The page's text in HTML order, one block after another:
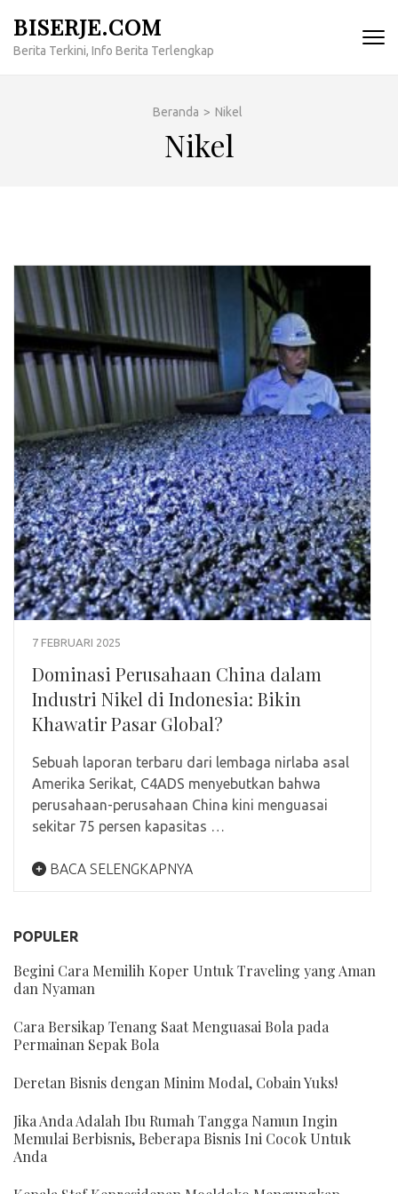
konten
BISERJE.COM
Berita Terkini, Info Berita Terlengkap
Beranda > Nikel
Nikel
7 FEBRUARI 2025
Dominasi Perusahaan China dalam
Industri Nikel di Indonesia: Bikin
Khawatir Pasar Global?
Sebuah laporan terbaru dari lembaga nirlaba asal
Amerika Serikat, C4ADS menyebutkan bahwa
perusahaan-perusahaan China kini menguasai
sekitar 75 persen kapasitas …
BACA SELENGKAPNYA
POPULER
Begini Cara Memilih Koper Untuk Traveling yang Aman
dan Nyaman
Cara Bersikap Tenang Saat Menguasai Bola pada
Permainan Sepak Bola
Deretan Bisnis dengan Minim Modal, Cobain Yuks!
Jika Anda Adalah Ibu Rumah Tangga Namun Ingin
Memulai Berbisnis, Beberapa Bisnis Ini Cocok Untuk
Anda